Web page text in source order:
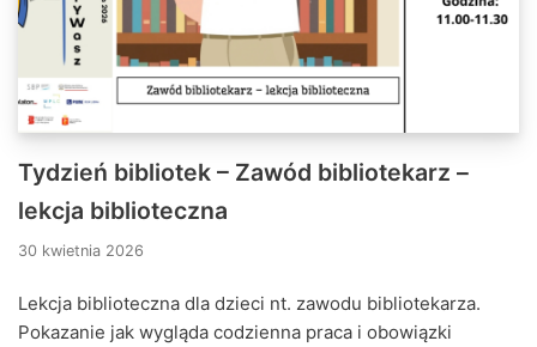
Tydzień bibliotek – Zawód bibliotekarz –
lekcja biblioteczna
30 kwietnia 2026
Lekcja biblioteczna dla dzieci nt. zawodu bibliotekarza.
Pokazanie jak wygląda codzienna praca i obowiązki